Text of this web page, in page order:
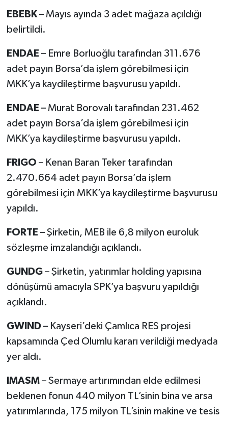
EBEBK – Mayıs ayında 3 adet mağaza açıldığı
belirtildi.
ENDAE – Emre Borluoğlu tarafından 311.676
adet payın Borsa’da işlem görebilmesi için
MKK’ya kaydileştirme başvurusu yapıldı.
ENDAE – Murat Borovalı tarafından 231.462
adet payın Borsa’da işlem görebilmesi için
MKK’ya kaydileştirme başvurusu yapıldı.
FRIGO – Kenan Baran Teker tarafından
2.470.664 adet payın Borsa’da işlem
görebilmesi için MKK’ya kaydileştirme başvurusu
yapıldı.
FORTE – Şirketin, MEB ile 6,8 milyon euroluk
sözleşme imzalandığı açıklandı.
GUNDG – Şirketin, yatırımlar holding yapısına
dönüşümü amacıyla SPK’ya başvuru yapıldığı
açıklandı.
GWIND – Kayseri’deki Çamlıca RES projesi
kapsamında Çed Olumlu kararı verildiği medyada
yer aldı.
IMASM – Sermaye artırımından elde edilmesi
beklenen fonun 440 milyon TL’sinin bina ve arsa
yatırımlarında, 175 milyon TL’sinin makine ve tesis